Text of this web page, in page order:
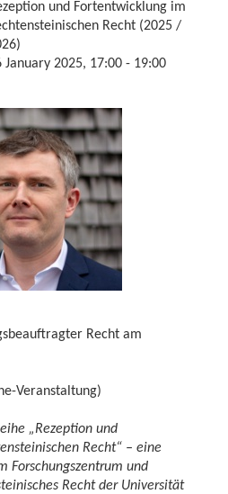
und Fortentwicklung im
Recht (2025 /
January 2025, 17:00 - 19:00
Recht am
Veranstaltung)
„Rezeption und
Recht“ – eine
Forschungszentrum und
Recht der Universität